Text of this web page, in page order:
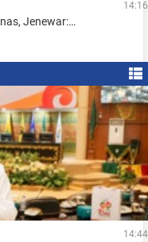
14:16
Jenewar:…
14:44